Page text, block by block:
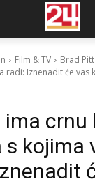
Film & TV
Brad
radi: Iznenadit će vas
ima crnu
kojima